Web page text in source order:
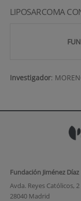
LIPOSARCOMA
Investigador:
Fundación Jiménez Díaz
Avda. Reyes Católicos, 2
28040 Madrid